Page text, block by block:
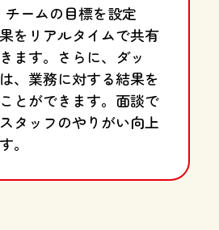
チームの目標を設定
をリアルタイムで共有
ます。さらに、ダッ
、業務に対する結果を
とができます。面談で
タッフのやりがい向上
。